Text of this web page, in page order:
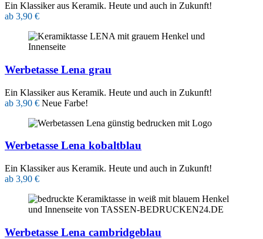
Ein Klassiker aus Keramik. Heute und auch in Zukunft!
ab 3,90 €
Werbetasse Lena grau
Ein Klassiker aus Keramik. Heute und auch in Zukunft!
ab 3,90 € Neue Farbe!
Werbetasse Lena kobaltblau
Ein Klassiker aus Keramik. Heute und auch in Zukunft!
ab 3,90 €
Werbetasse Lena cambridgeblau